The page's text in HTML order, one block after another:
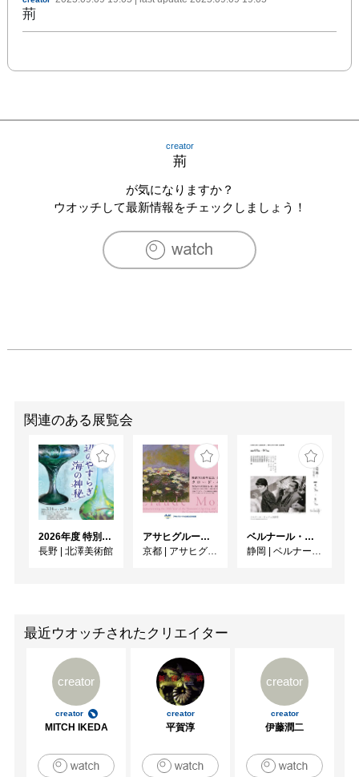
荊
creator
荊
が気になりますか？
ウオッチして最新情報をチェックしましょう！
関連のある展覧会
2026年度 特別展「ガレとドーム、アール･ヌーヴォーのガラス 水辺のやすらぎ、海の神秘」
長野 | 北澤美術館
アサヒグループ大山崎山荘美術館 開館30周年記念展「没後100年 クロード・モネ」
京都 | アサヒグループ大山崎山荘美術館
ベルナール・ビュフェと写真 ーカメラがとらえたビュフェとその時代、そして21 世紀へ
静岡 | ベルナール・ビュフェ美術館
最近ウオッチされたクリエイター
creator
creator
MITCH IKEDA
creator
平賀淳
creator
creator
伊藤潤二